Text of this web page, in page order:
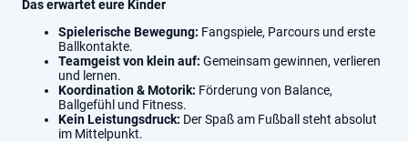
Das erwartet eure Kinder
Spielerische Bewegung: Fangspiele, Parcours und erste
Ballkontakte.
Teamgeist von klein auf: Gemeinsam gewinnen, verlieren
und lernen.
Koordination & Motorik: Förderung von Balance,
Ballgefühl und Fitness.
Kein Leistungsdruck: Der Spaß am Fußball steht absolut
im Mittelpunkt.